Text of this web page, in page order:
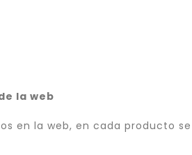
la web
en la web, en cada producto